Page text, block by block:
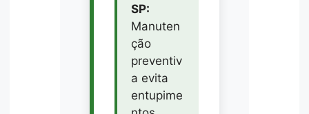
SP:
Manuten
ção
preventiv
a evita
entupime